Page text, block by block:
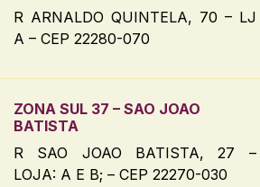
R ARNALDO QUINTELA, 70 – LJ
A – CEP 22280-070
ZONA SUL 37 – SAO JOAO
BATISTA
R SAO JOAO BATISTA, 27 –
LOJA: A E B; – CEP 22270-030